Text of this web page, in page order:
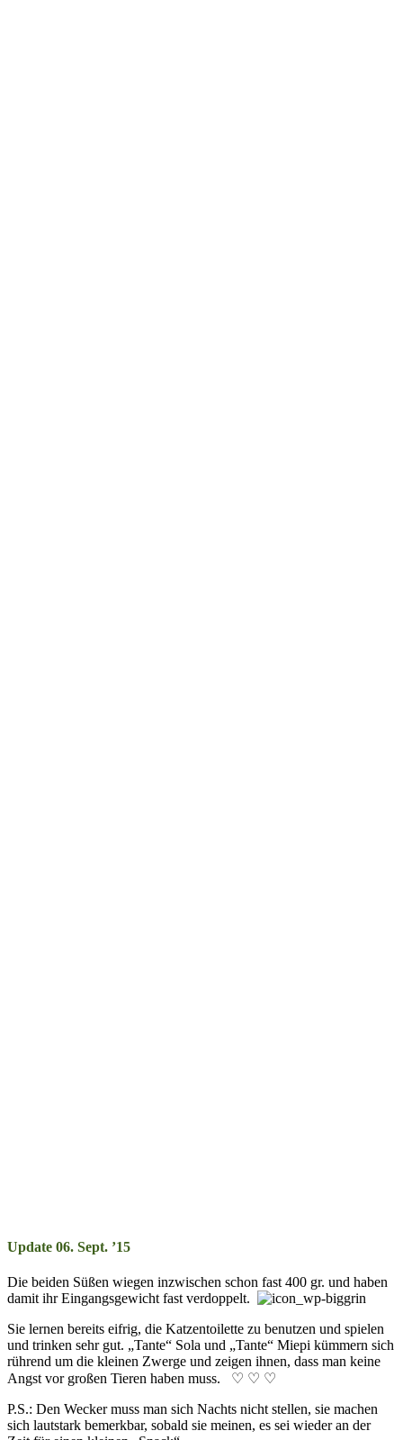
Update 06. Sept. ’15
Die beiden Süß­en wie­gen in­zwisch­en schon fast 400 gr. und ha­ben
da­mit ihr Ein­gangs­ge­wicht fast ver­doppelt.
Sie ler­nen be­reits ei­frig, die Katz­en­toi­lette zu be­nutz­en und spiel­en
und trink­en sehr gut. „Tante“ Sola und „Tante“ Miepi küm­mern sich
rühr­end um die klein­en Zwerge und zeig­en ihn­en, dass man keine
Angst vor groß­en Tier­en haben muss. ♡ ♡ ♡
P.S.: Den Weck­er muss man sich Nachts nicht stel­len, sie mach­en
sich laut­stark be­merk­bar, so­bald sie mein­en, es sei wie­der an der